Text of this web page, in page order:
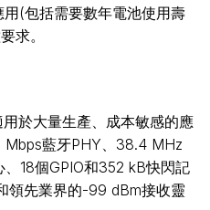
(包括需要數年電池使用壽
求。
用於大量生產、成本敏感的應
Mbps藍牙PHY、38.4 MHz
18個GPIO和352 kB快閃記
領先業界的-99 dBm接收靈